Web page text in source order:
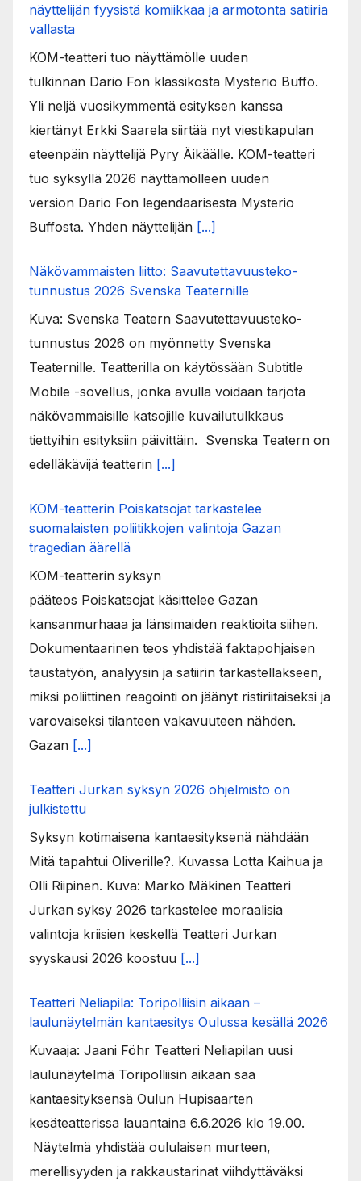
näyttelijän fyysistä komiikkaa ja armotonta satiiria
vallasta
KOM-teatteri tuo näyttämölle uuden
tulkinnan Dario Fon klassikosta Mysterio Buffo.
Yli neljä vuosikymmentä esityksen kanssa
kiertänyt Erkki Saarela siirtää nyt viestikapulan
eteenpäin näyttelijä Pyry Äikäälle. KOM-teatteri
tuo syksyllä 2026 näyttämölleen uuden
version Dario Fon legendaarisesta Mysterio
Buffosta. Yhden näyttelijän [...]
Näkövammaisten liitto: Saavutettavuusteko-
tunnustus 2026 Svenska Teaternille
Kuva: Svenska Teatern Saavutettavuusteko-
tunnustus 2026 on myönnetty Svenska
Teaternille. Teatterilla on käytössään Subtitle
Mobile -sovellus, jonka avulla voidaan tarjota
näkövammaisille katsojille kuvailutulkkaus
tiettyihin esityksiin päivittäin. Svenska Teatern on
edelläkävijä teatterin [...]
KOM-teatterin Poiskatsojat tarkastelee
suomalaisten poliitikkojen valintoja Gazan
tragedian äärellä
KOM-teatterin syksyn
pääteos Poiskatsojat käsittelee Gazan
kansanmurhaaa ja länsimaiden reaktioita siihen.
Dokumentaarinen teos yhdistää faktapohjaisen
taustatyön, analyysin ja satiirin tarkastellakseen,
miksi poliittinen reagointi on jäänyt ristiriitaiseksi ja
varovaiseksi tilanteen vakavuuteen nähden.
Gazan [...]
Teatteri Jurkan syksyn 2026 ohjelmisto on
julkistettu
Syksyn kotimaisena kantaesityksenä nähdään
Mitä tapahtui Oliverille?. Kuvassa Lotta Kaihua ja
Olli Riipinen. Kuva: Marko Mäkinen Teatteri
Jurkan syksy 2026 tarkastelee moraalisia
valintoja kriisien keskellä Teatteri Jurkan
syyskausi 2026 koostuu [...]
Teatteri Neliapila: Toripolliisin aikaan –
laulunäytelmän kantaesitys Oulussa kesällä 2026
Kuvaaja: Jaani Föhr Teatteri Neliapilan uusi
laulunäytelmä Toripolliisin aikaan saa
kantaesityksensä Oulun Hupisaarten
kesäteatterissa lauantaina 6.6.2026 klo 19.00.
Näytelmä yhdistää oululaisen murteen,
merellisyyden ja rakkaustarinat viihdyttäväksi